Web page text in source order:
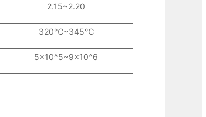
2.15~2.20
320℃~345℃
5×10^5~9×10^6